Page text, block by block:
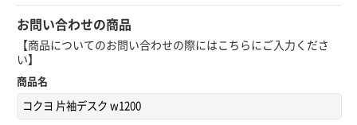
お問い合わせの商品
【商品についてのお問い合わせの際にはこちらにご入力くださ
い】
商品名